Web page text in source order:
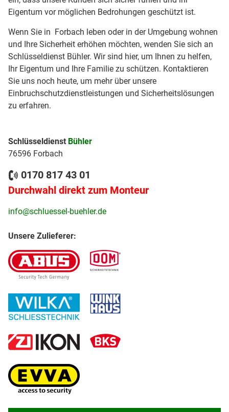
Eigentum vor möglichen Bedrohungen geschützt ist.
Wenn Sie in Forbach leben oder in der Umgebung wohnen
und Ihre Sicherheit erhöhen möchten, wenden Sie sich an
Schlüsseldienst Bühler. Wir sind hier, um Ihnen zu helfen,
Ihr Eigentum und Ihre Familie zu schützen. Kontaktieren
Sie uns noch heute, um mehr über unsere
Einbruchschutzdienstleistungen und Sicherheitslösungen
zu erfahren.
Schlüsseldienst Bühler
76596 Forbach
0170 817 43 01
Durchwahl direkt zum Monteur
info@schluessel-buehler.de
Unsere Zulieferer: